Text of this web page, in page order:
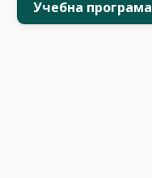
Учебна програма